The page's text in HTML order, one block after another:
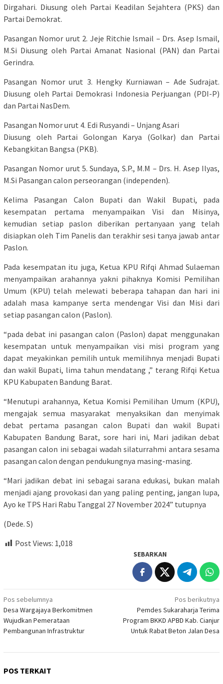
Dirgahari. Diusung oleh Partai Keadilan Sejahtera (PKS) dan
Partai Demokrat.
Pasangan Nomor urut 2. Jeje Ritchie Ismail – Drs. Asep Ismail,
M.Si Diusung oleh Partai Amanat Nasional (PAN) dan Partai
Gerindra.
Pasangan Nomor urut 3. Hengky Kurniawan – Ade Sudrajat.
Diusung oleh Partai Demokrasi Indonesia Perjuangan (PDI-P)
dan Partai NasDem.
Pasangan Nomor urut 4. Edi Rusyandi – Unjang Asari
Diusung oleh Partai Golongan Karya (Golkar) dan Partai
Kebangkitan Bangsa (PKB).
Pasangan Nomor urut 5. Sundaya, S.P., M.M – Drs. H. Asep Ilyas,
M.Si Pasangan calon perseorangan (independen).
Kelima Pasangan Calon Bupati dan Wakil Bupati, pada
kesempatan pertama menyampaikan Visi dan Misinya,
kemudian setiap paslon diberikan pertanyaan yang telah
disiapkan oleh Tim Panelis dan terakhir sesi tanya jawab antar
Paslon.
Pada kesempatan itu juga, Ketua KPU Rifqi Ahmad Sulaeman
menyampaikan arahannya yakni pihaknya Komisi Pemilihan
Umum (KPU) telah melewati beberapa tahapan dan hari ini
adalah masa kampanye serta mendengar Visi dan Misi dari
setiap pasangan calon (Paslon).
“pada debat ini pasangan calon (Paslon) dapat menggunakan
kesempatan untuk menyampaikan visi misi program yang
dapat meyakinkan pemilih untuk memilihnya menjadi Bupati
dan wakil Bupati, lima tahun mendatang ,” terang Rifqi Ketua
KPU Kabupaten Bandung Barat.
“Menutupi arahannya, Ketua Komisi Pemilihan Umum (KPU),
mengajak semua masyarakat menyaksikan dan menyimak
debat pertama pasangan calon Bupati dan wakil Bupati
Kabupaten Bandung Barat, sore hari ini, Mari jadikan debat
pasangan calon ini sebagai wadah silaturrahmi antara sesama
pasangan calon dengan pendukungnya masing-masing.
“Mari jadikan debat ini sebagai sarana edukasi, bukan malah
menjadi ajang provokasi dan yang paling penting, jangan lupa,
Ayo ke TPS Hari Rabu Tanggal 27 November 2024” tutupnya
(Dede. S)
Post Views: 1,018
SEBARKAN
Navigasi
pos
Pos sebelumnya
Desa Wargajaya Berkomitmen
Wujudkan Pemerataan
Pembangunan Infrastruktur
Pos berikutnya
Pemdes Sukaraharja Terima
Program BKKD APBD Kab. Cianjur
Untuk Rabat Beton Jalan Desa
POS TERKAIT